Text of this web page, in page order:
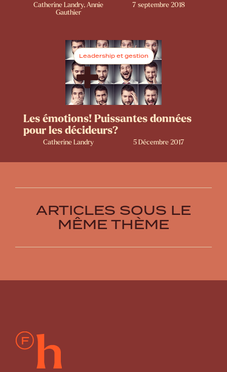
Catherine Landry, Annie
Gauthier
7 septembre 2018
Leadership et gestion
Les émotions! Puissantes données
pour les décideurs?
Catherine Landry 5 Décembre 2017
ARTICLES SOUS LE
MÊME THÈME